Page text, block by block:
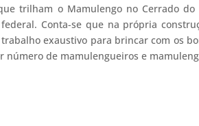
trilham o Mamulengo no Cerrado do
Conta-se que na própria
exaustivo para brincar com os
número de mamulengueiros e